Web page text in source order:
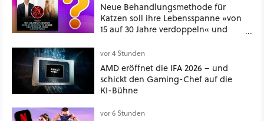
Neue Behandlungsmethode für
Katzen soll ihre Lebensspanne »von
15 auf 30 Jahre verdoppeln« und
kritisch damit auseinander
vor 4 Stunden
AMD eröffnet die IFA 2026 – und
schickt den Gaming-Chef auf die
KI-Bühne
vor 6 Stunden